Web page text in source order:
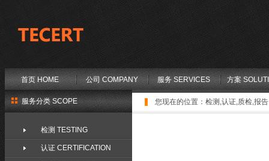
首页 HOME 公司 COMPANY 服务 SERVICES 方案
您现在的位置： 检测,认证,质检,报
服务分类 SCOPE
检测 TESTING
认证 CERTIFICATION